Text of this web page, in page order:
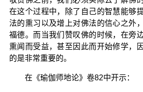
在这个过程中，除了自己的智慧能够
法的熏习以及增上对佛法的信心之外
福德。而当我们赞叹佛的时候，在旁
熏闻而受益，甚至因此而开始修学，
的是非常重要的。
在《瑜伽师地论》卷82中开示：